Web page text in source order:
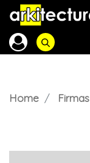
Home Firmas